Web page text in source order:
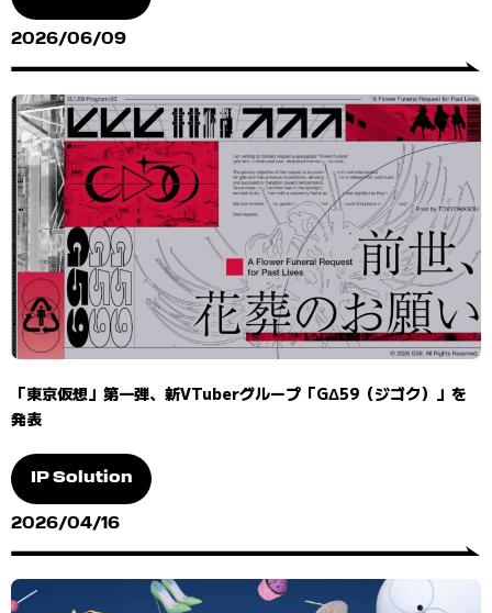
2026/06/09
「東京仮想」第一弾、新VTuberグループ「GΔ59（ジゴク）」を
発表
IP Solution
2026/04/16